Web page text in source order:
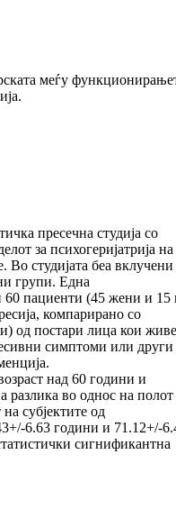
меѓу
пре­сечна студија со
за психогеријатрија на
Во сту­ди­ја­та беа вклучени
групи. Една
60 пациенти (45 жени и
ком­парирано со
од постари лица кои
симп­томи или други
над 60 години и
разлика во однос на полот
суб­јек­тите од
6.63 години и 71.12+/-
сиг­ни­фикантна